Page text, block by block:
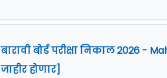
बारावी बोर्ड परीक्षा निकाल 2026
जाहीर होणार]